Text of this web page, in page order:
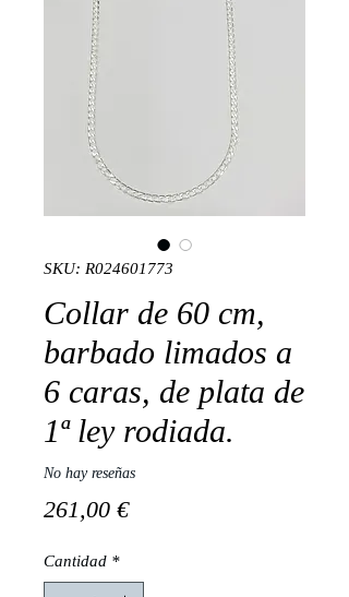
SKU: R024601773
Collar de 60 cm,
barbado limados a
6 caras, de plata de
1ª ley rodiada.
No hay reseñas
261,00 €Precio
Cantidad *